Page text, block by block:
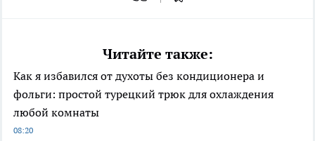
Читайте также:
Как я избавился от духоты без кондиционера и
фольги: простой турецкий трюк для охлаждения
любой комнаты
08:20